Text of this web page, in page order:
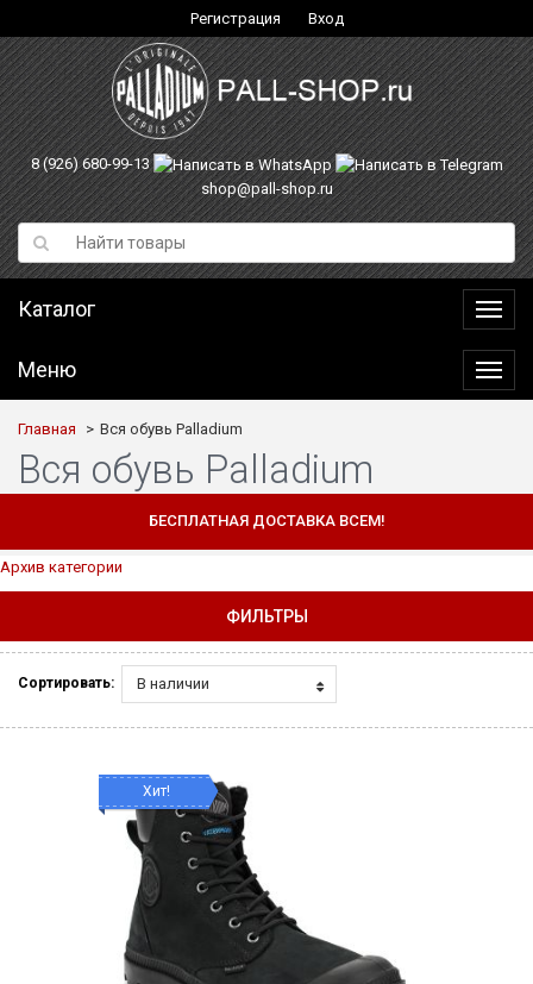
Регистрация Вход
8 (926) 680-99-13
shop@pall-shop.ru
Каталог
Меню
Меню
Главная Вся обувь Palladium
Вся обувь Palladium
БЕСПЛАТНАЯ ДОСТАВКА ВСЕМ!
Архив категории
ФИЛЬТРЫ
Сортировать: В наличии
Хит!